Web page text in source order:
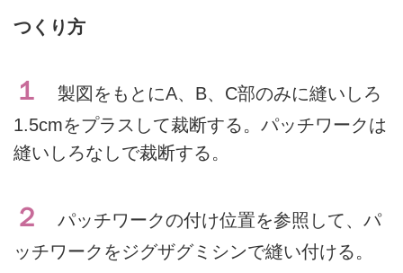
つくり方
１
製図をもとにA、B、C部のみに縫いしろ
1.5cmをプラスして裁断する。パッチワークは
縫いしろなしで裁断する。
２
パッチワークの付け位置を参照して、パ
ッチワークをジグザグミシンで縫い付ける。